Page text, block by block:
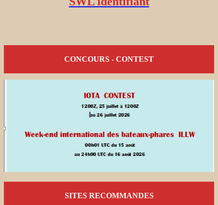
CONCOURS - CONTEST
SITES RECOMMANDES